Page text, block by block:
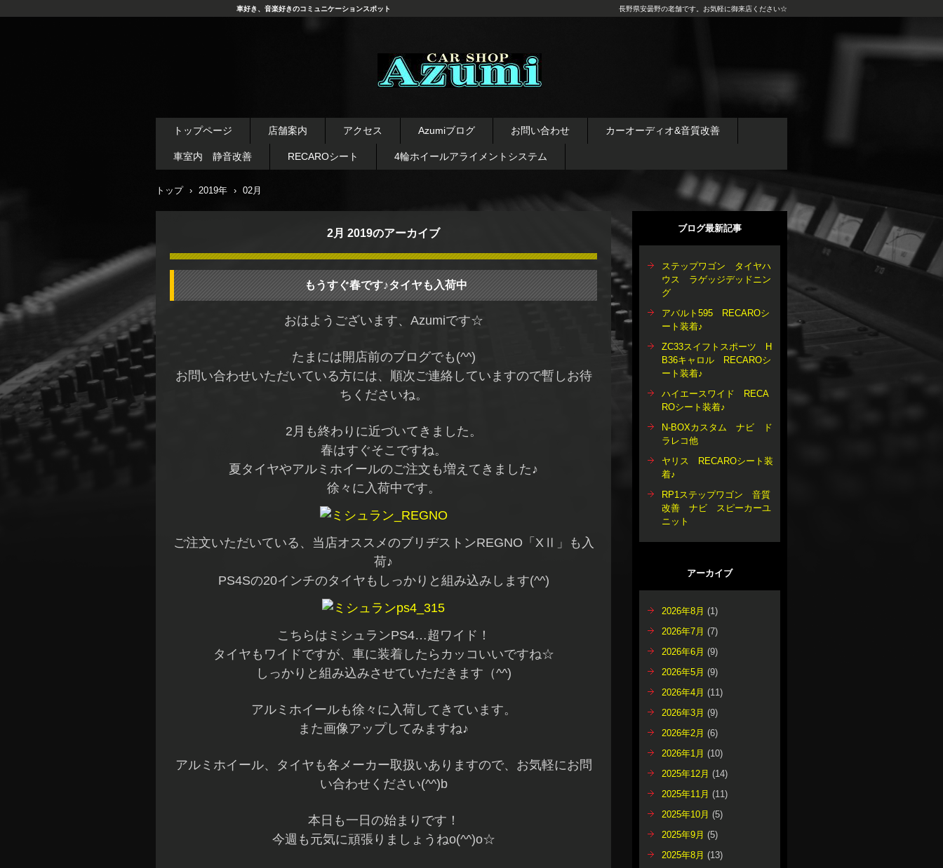
イール デッドニング カーオ
ーディオ レカロシート
車好き、音楽好きのコミュニケーションスポット 長野県安曇野の老舗です。お気軽に御来店ください☆
トップページ 店舗案内 アクセス Azumiブログ お問い合わせ カーオーディオ&音質改善
車室内 静音改善 RECAROシート 4輪ホイールアライメントシステム
トップ › 2019年 › 02月
2月 2019のアーカイブ
もうすぐ春です♪タイヤも入荷中
おはようございます、Azumiです☆
たまには開店前のブログでも(^^)
お問い合わせいただいている方には、順次ご連絡していますので暫しお待
ちくださいね。
2月も終わりに近づいてきました。
春はすぐそこですね。
夏タイヤやアルミホイールのご注文も増えてきました♪
徐々に入荷中です。
ご注文いただいている、当店オススメのブリヂストンREGNO「XⅡ」も入
荷♪
PS4Sの20インチのタイヤもしっかりと組み込みします(^^)
こちらはミシュランPS4…超ワイド！
タイヤもワイドですが、車に装着したらカッコいいですね☆
しっかりと組み込みさせていただきます（^^)
アルミホイールも徐々に入荷してきています。
また画像アップしてみますね♪
アルミホイール、タイヤも各メーカー取扱いありますので、お気軽にお問
い合わせください(^^)b
本日も一日の始まりです！
今週も元気に頑張りましょうねo(^^)o☆
ブログ最新記事
ステップワゴン タイヤハ
ウス ラゲッジデッドニン
グ
アバルト595 RECAROシ
ート装着♪
ZC33スイフトスポーツ H
B36キャロル RECAROシ
ート装着♪
ハイエースワイド RECA
ROシート装着♪
N-BOXカスタム ナビ ド
ラレコ他
ヤリス RECAROシート装
着♪
RP1ステップワゴン 音質
改善 ナビ スピーカーユ
ニット
アーカイブ
2026年8月 (1)
2026年7月 (7)
2026年6月 (9)
2026年5月 (9)
2026年4月 (11)
2026年3月 (9)
2026年2月 (6)
2026年1月 (10)
2025年12月 (14)
2025年11月 (11)
2025年10月 (5)
2025年9月 (5)
2025年8月 (13)